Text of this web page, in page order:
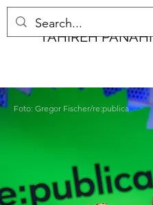
TAHIREH PANAHI
Foto: Gregor Fischer/re:publica